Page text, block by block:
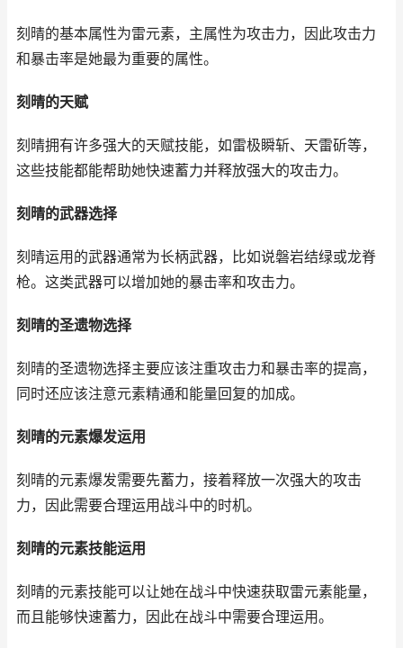
刻晴的基本属性为雷元素，主属性为攻击力，因此攻击力
和暴击率是她最为重要的属性。
刻晴的天赋
刻晴拥有许多强大的天赋技能，如雷极瞬斩、天雷斫等，
这些技能都能帮助她快速蓄力并释放强大的攻击力。
刻晴的武器选择
刻晴运用的武器通常为长柄武器，比如说磐岩结绿或龙脊
枪。这类武器可以增加她的暴击率和攻击力。
刻晴的圣遗物选择
刻晴的圣遗物选择主要应该注重攻击力和暴击率的提高，
同时还应该注意元素精通和能量回复的加成。
刻晴的元素爆发运用
刻晴的元素爆发需要先蓄力，接着释放一次强大的攻击
力，因此需要合理运用战斗中的时机。
刻晴的元素技能运用
刻晴的元素技能可以让她在战斗中快速获取雷元素能量，
而且能够快速蓄力，因此在战斗中需要合理运用。